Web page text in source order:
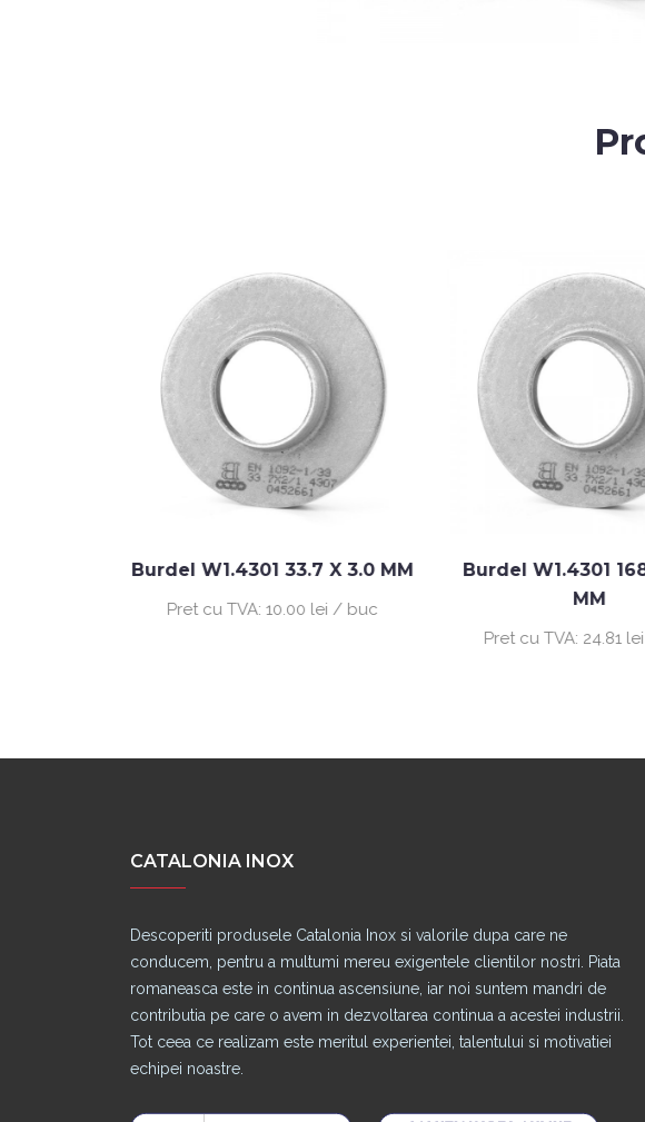
Burdel W1.4301 33.7 X 3.0 MM
Pret cu TVA: 10.00 lei / buc
Burdel W1.4301
MM
Pret cu TVA: 24.81
CATALONIA INOX
Descoperiti produsele Catalonia Inox si valorile dupa care ne
conducem, pentru a multumi mereu exigentele clientilor nostri. Piata
romaneasca este in continua ascensiune, iar noi suntem mandri de
contributia pe care o avem in dezvoltarea continua a acestei industrii.
Tot ceea ce realizam este meritul experientei, talentului si motivatiei
echipei noastre.